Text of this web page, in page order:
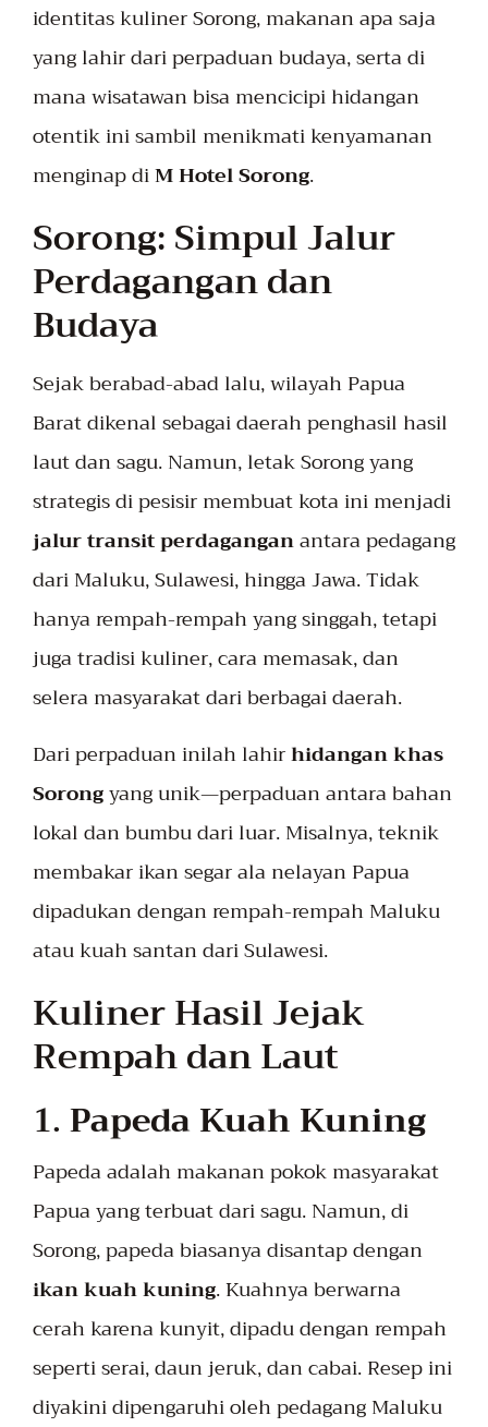
identitas kuliner Sorong, makanan apa saja
yang lahir dari perpaduan budaya, serta di
mana wisatawan bisa mencicipi hidangan
otentik ini sambil menikmati kenyamanan
menginap diM Hotel Sorong.
Sorong: Simpul Jalur
Perdagangan dan
Budaya
Sejak berabad-abad lalu, wilayah Papua
Barat dikenal sebagai daerah penghasil hasil
laut dan sagu. Namun, letak Sorong yang
strategis di pesisir membuat kota ini menjadi
jalur transit perdaganganantara pedagang
dari Maluku, Sulawesi, hingga Jawa. Tidak
hanya rempah-rempah yang singgah, tetapi
juga tradisi kuliner, cara memasak, dan
selera masyarakat dari berbagai daerah.
Dari perpaduan inilah lahirhidangan khas
Sorongyang unik—perpaduan antara bahan
lokal dan bumbu dari luar. Misalnya, teknik
membakar ikan segar ala nelayan Papua
dipadukan dengan rempah-rempah Maluku
atau kuah santan dari Sulawesi.
Kuliner Hasil Jejak
Rempah dan Laut
1.Papeda Kuah Kuning
Papeda adalah makanan pokok masyarakat
Papua yang terbuat dari sagu. Namun, di
Sorong, papeda biasanya disantap dengan
ikan kuah kuning. Kuahnya berwarna
cerah karena kunyit, dipadu dengan rempah
seperti serai, daun jeruk, dan cabai. Resep ini
diyakini dipengaruhi oleh pedagang Maluku